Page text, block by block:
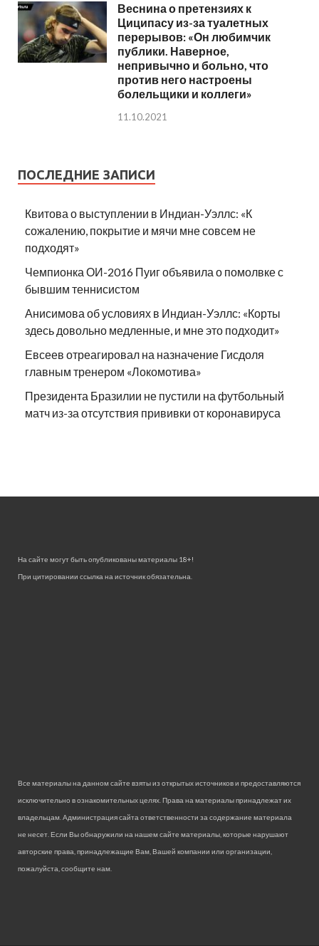
Веснина о претензиях к
Циципасу из-за туалетных
перерывов: «Он любимчик
публики. Наверное,
непривычно и больно, что
против него настроены
болельщики и коллеги»
11.10.2021
ПОСЛЕДНИЕ ЗАПИСИ
Квитова о выступлении в Индиан-Уэллс: «К
сожалению, покрытие и мячи мне совсем не
подходят»
Чемпионка ОИ-2016 Пуиг объявила о помолвке с
бывшим теннисистом
Анисимова об условиях в Индиан-Уэллс: «Корты
здесь довольно медленные, и мне это подходит»
Евсеев отреагировал на назначение Гисдоля
главным тренером «Локомотива»
Президента Бразилии не пустили на футбольный
матч из-за отсутствия прививки от коронавируса
На сайте могут быть опубликованы материалы 18+!
При цитировании ссылка на источник обязательна.
Все материалы на данном сайте взяты из открытых источников и предоставляются
исключительно в ознакомительных целях. Права на материалы принадлежат их
владельцам. Администрация сайта ответственности за содержание материала
не несет. Если Вы обнаружили на нашем сайте материалы, которые нарушают
авторские права, принадлежащие Вам, Вашей компании или организации,
пожалуйста, сообщите нам.